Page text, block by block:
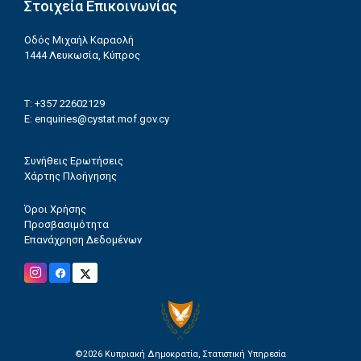
Στοιχεία Επικοινωνίας
Οδός Μιχαήλ Καραολή
1444 Λευκωσία, Κύπρος
T: +357 22602129
E: enquiries@cystat.mof.gov.cy
©2026 Κυπριακή Δημοκρατία, Στατιστική Υπηρεσία
Συνήθεις Ερωτήσεις
Χάρτης Πλοήγησης
Όροι Χρήσης
Προσβασιμότητα
Επανάχρηση Δεδομένων